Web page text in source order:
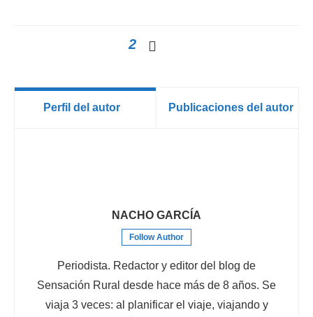
2
Perfil del autor Publicaciones del autor
NACHO GARCÍA
Follow Author
Periodista. Redactor y editor del blog de
Sensación Rural desde hace más de 8 años. Se
viaja 3 veces: al planificar el viaje, viajando y